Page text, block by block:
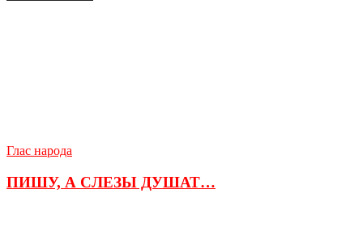
Глас народа
ПИШУ, А СЛЕЗЫ ДУШАТ…